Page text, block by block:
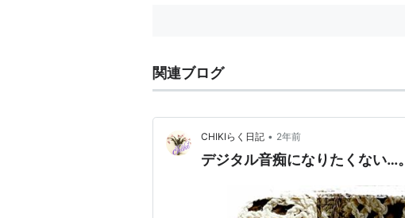
関連ブログ
CHIKIらく日記 • 2年前
デジタル音痴になりたくない…。